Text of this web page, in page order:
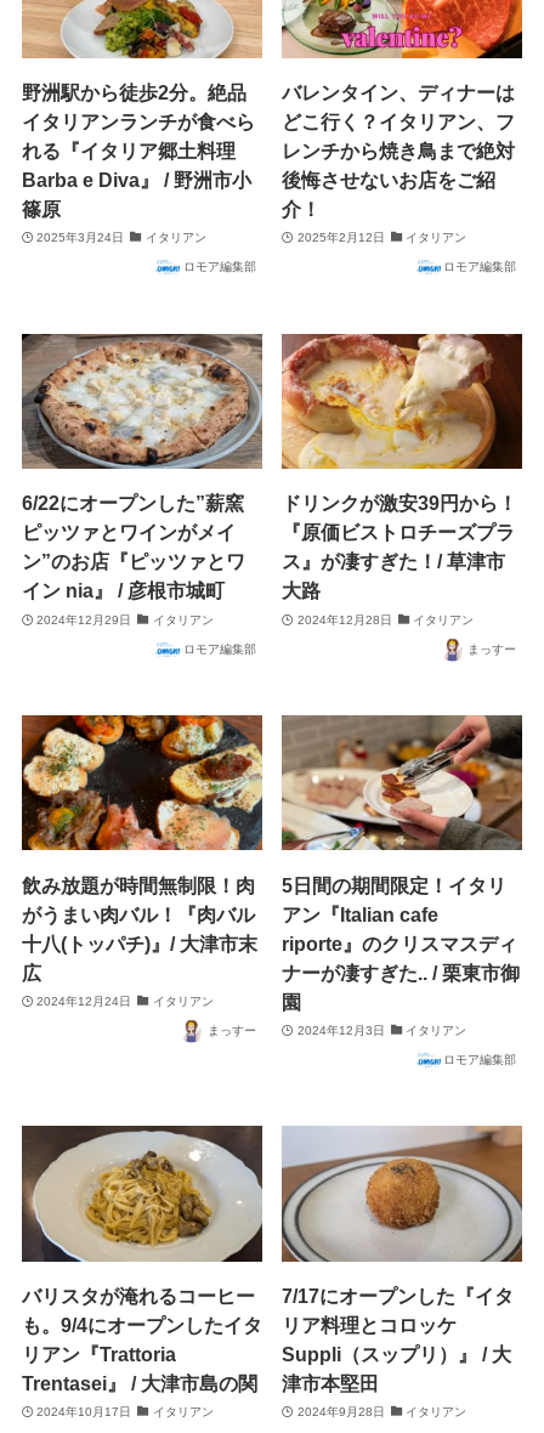
野洲駅から徒歩2分。絶品
イタリアンランチが食べら
れる『イタリア郷土料理
Barba e Diva』 / 野洲市小
篠原
2025年3月24日 イタリアン
ロモア編集部
バレンタイン、ディナーは
どこ行く？イタリアン、フ
レンチから焼き鳥まで絶対
後悔させないお店をご紹
介！
2025年2月12日 イタリアン
ロモア編集部
6/22にオープンした”薪窯
ピッツァとワインがメイ
ン”のお店『ピッツァとワ
イン nia』 / 彦根市城町
2024年12月29日 イタリアン
ロモア編集部
ドリンクが激安39円から！
『原価ビストロチーズプラ
ス』が凄すぎた！/ 草津市
大路
2024年12月28日 イタリアン
まっすー
飲み放題が時間無制限！肉
がうまい肉バル！『肉バル
十八(トッパチ)』/ 大津市末
広
2024年12月24日 イタリアン
まっすー
5日間の期間限定！イタリ
アン『Italian cafe
riporte』のクリスマスディ
ナーが凄すぎた.. / 栗東市御
園
2024年12月3日 イタリアン
ロモア編集部
バリスタが淹れるコーヒー
も。9/4にオープンしたイタ
リアン『Trattoria
Trentasei』 / 大津市島の関
2024年10月17日 イタリアン
7/17にオープンした『イタ
リア料理とコロッケ
Suppli（スップリ）』 / 大
津市本堅田
2024年9月28日 イタリアン